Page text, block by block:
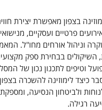
בצפון מאפשרת יצירת
פרטיים ועסקיים,
וניהול אורחים מחו"ל.
השיקולים בבחירת ספק
וטיפים לתכנון נכון של
כיצד לימוזינה להשכרה
ולביטחון הנסיעה,
רגילה.